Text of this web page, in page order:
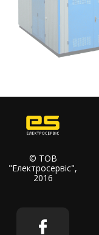
© ТОВ
"Електросервіс",
2016